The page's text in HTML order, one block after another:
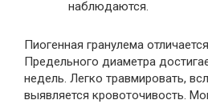
наблюдаются.
Пиогенная гранулема
Предельного диаметра
недель. Легко травмировать,
выявляется кровоточивость.